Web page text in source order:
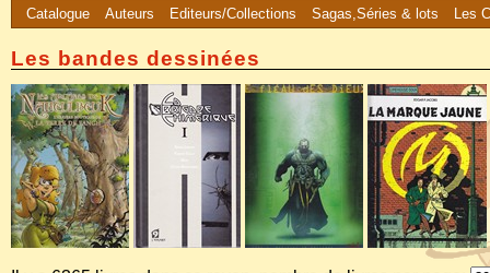
Catalogue Auteurs Editeurs/Collections Sagas,Séries & lots Les
Les bandes dessinées